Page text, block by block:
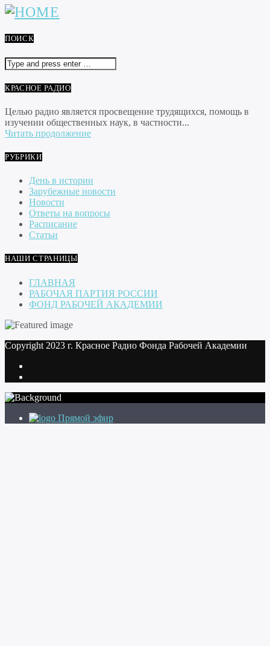
ПОИСК
КРАСНОЕ РАДИО
Целью радио является просвещение трудящихся, помощь в
изучении общественных наук, в частности...
Читать продолжение
РУБРИКИ
День в истории
Зарубежные новости
Новости
Ответы на вопросы
Расписание
Статьи
НАШИ СТРАНИЦЫ
ГЛАВНАЯ
РАБОЧАЯ ПАРТИЯ РОССИИ
ФОНД РАБОЧЕЙ АКАДЕМИИ
Copyright 2023 г. Красное Радио Фонда Рабочей Академии
Прямой эфир